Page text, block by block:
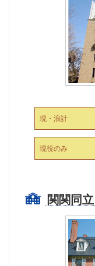
現・浪計
現役のみ
関関同立